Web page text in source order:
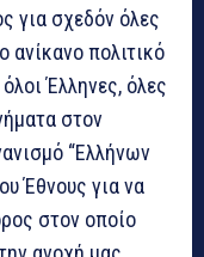
για σχεδόν όλες
ανίκανο πολιτικό
Έλληνες, όλες
στον
“Ελλήνων
Έθνους για να
στον οποίο